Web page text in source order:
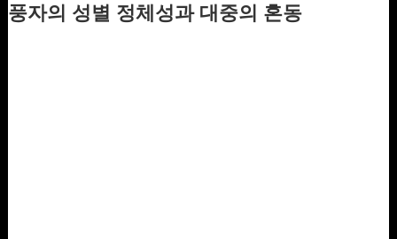
풍자의 성별 정체성과 대중의 혼동